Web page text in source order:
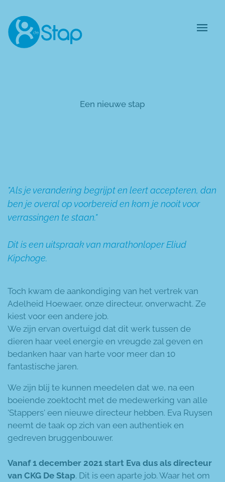
Een nieuwe stap
"Als je verandering begrijpt en leert accepteren, dan
ben je overal op voorbereid en kom je nooit voor
verrassingen te staan."
Dit is een uitspraak van marathonloper Eliud
Kipchoge.
Toch kwam de aankondiging van het vertrek van
Adelheid Hoewaer, onze directeur, onverwacht. Ze
kiest voor een andere job.
We zijn ervan overtuigd dat dit werk tussen de
dieren haar veel energie en vreugde zal geven en
bedanken haar van harte voor meer dan 10
fantastische jaren.
We zijn blij te kunnen meedelen dat we, na een
boeiende zoektocht met de medewerking van alle
'Stappers' een nieuwe directeur hebben. Eva Ruysen
neemt de taak op zich van een authentiek en
gedreven bruggenbouwer.
Vanaf 1 december 2021 start Eva dus als directeur
van CKG De Stap. Dit is een aparte job. Waar het om